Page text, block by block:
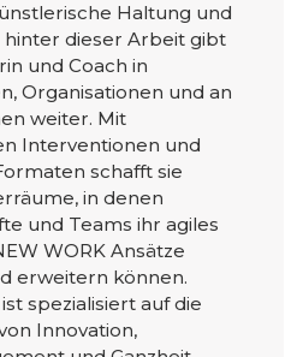
Haltung und
hinter dieser Arbeit gibt
und Coach in
Organisationen und an
weiter. Mit
Interventionen und
schafft sie
in denen
und Teams ihr agiles
WORK Ansätze
erweitern können.
spezialisiert auf die
Innovation,